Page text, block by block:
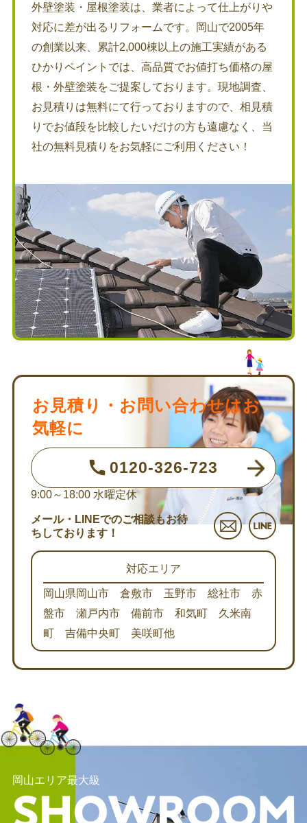
外壁塗装・屋根塗装は、業者によって仕上がりや
対応に差が出るリフォームです。岡山で2005年
の創業以来、累計2,000棟以上の施工実績がある
ひかりペイントでは、高品質でお値打ち価格の屋
根・外壁塗装をご提案しております。現地調査、
お見積りは無料にて行っておりますので、相見積
りでお値段を比較したいだけの方も遠慮なく、当
社の無料見積りをお気軽にご利用ください！
お見積り・お問い合わせはお
気軽に
0120-326-723
9:00～18:00 水曜定休
メール・LINEでのご相談もお待
ちしております！
対応エリア
岡山県岡山市 倉敷市 玉野市 総社市 赤
盤市 瀬戸内市 備前市 和気町 久米南
町 吉備中央町 美咲町他
岡山エリア最大級